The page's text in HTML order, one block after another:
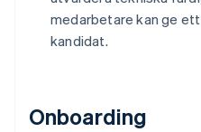
medarbetare kan ge
kandidat.
Onboarding